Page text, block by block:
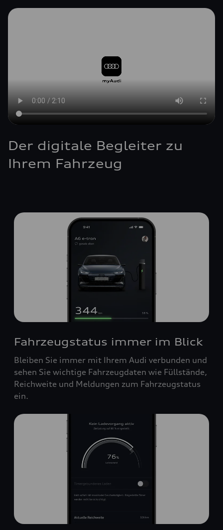
Der digitale Begleiter zu
Ihrem Fahrzeug
Fahrzeugstatus immer im Blick
Bleiben Sie immer mit Ihrem Audi verbunden und
sehen Sie wichtige Fahrzeugdaten wie Füllstände,
Reichweite und Meldungen zum Fahrzeugstatus
ein.